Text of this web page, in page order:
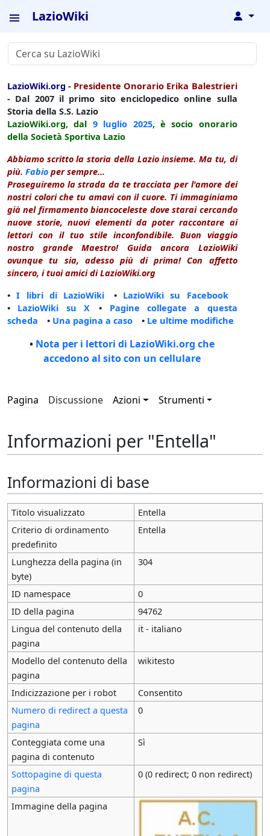
LazioWiki ↓
LazioWiki.org - Presidente Onorario Erika Balestrieri
- Dal 2007 il primo sito enciclopedico online sulla
Storia della S.S. Lazio
LazioWiki.org, dal 9 luglio 2025, è socio onorario
della Società Sportiva Lazio
Abbiamo scritto la storia della Lazio insieme. Ma tu, di
più. Fabio per sempre...
Proseguiremo la strada da te tracciata per l'amore dei
nostri colori che tu amavi con il cuore. Ti immaginiamo
già nel firmamento biancoceleste dove starai cercando
nuove storie, nuovi elementi da poter raccontare ai
lettori con il tuo stile inconfondibile. Buon viaggio
nostro grande Maestro! Guida ancora LazioWiki
ovunque tu sia, adesso più di prima! Con affetto
sincero, i tuoi amici di LazioWiki.org
•I libri di LazioWiki • LazioWiki su Facebook
• LazioWiki su X • Pagine collegate a questa
scheda • Una pagina a caso • Le ultime modifiche
• Nota per i lettori di LazioWiki.org che
accedono al sito con un cellulare
Pagina Discussione Azioni Strumenti
Informazioni per "Entella"
Informazioni di base
Titolo visualizzato
Entella
Criterio di ordinamento
predefinito
Entella
Lunghezza della pagina (in
byte)
304
ID namespace
0
ID della pagina
94762
Lingua del contenuto della
pagina
it - italiano
Modello del contenuto della
pagina
wikitesto
Indicizzazione per i robot
Consentito
Numero di redirect a questa
pagina
0
Conteggiata come una
pagina di contenuto
Sì
Sottopagine di questa
pagina
0 (0 redirect; 0 non redirect)
Immagine della pagina